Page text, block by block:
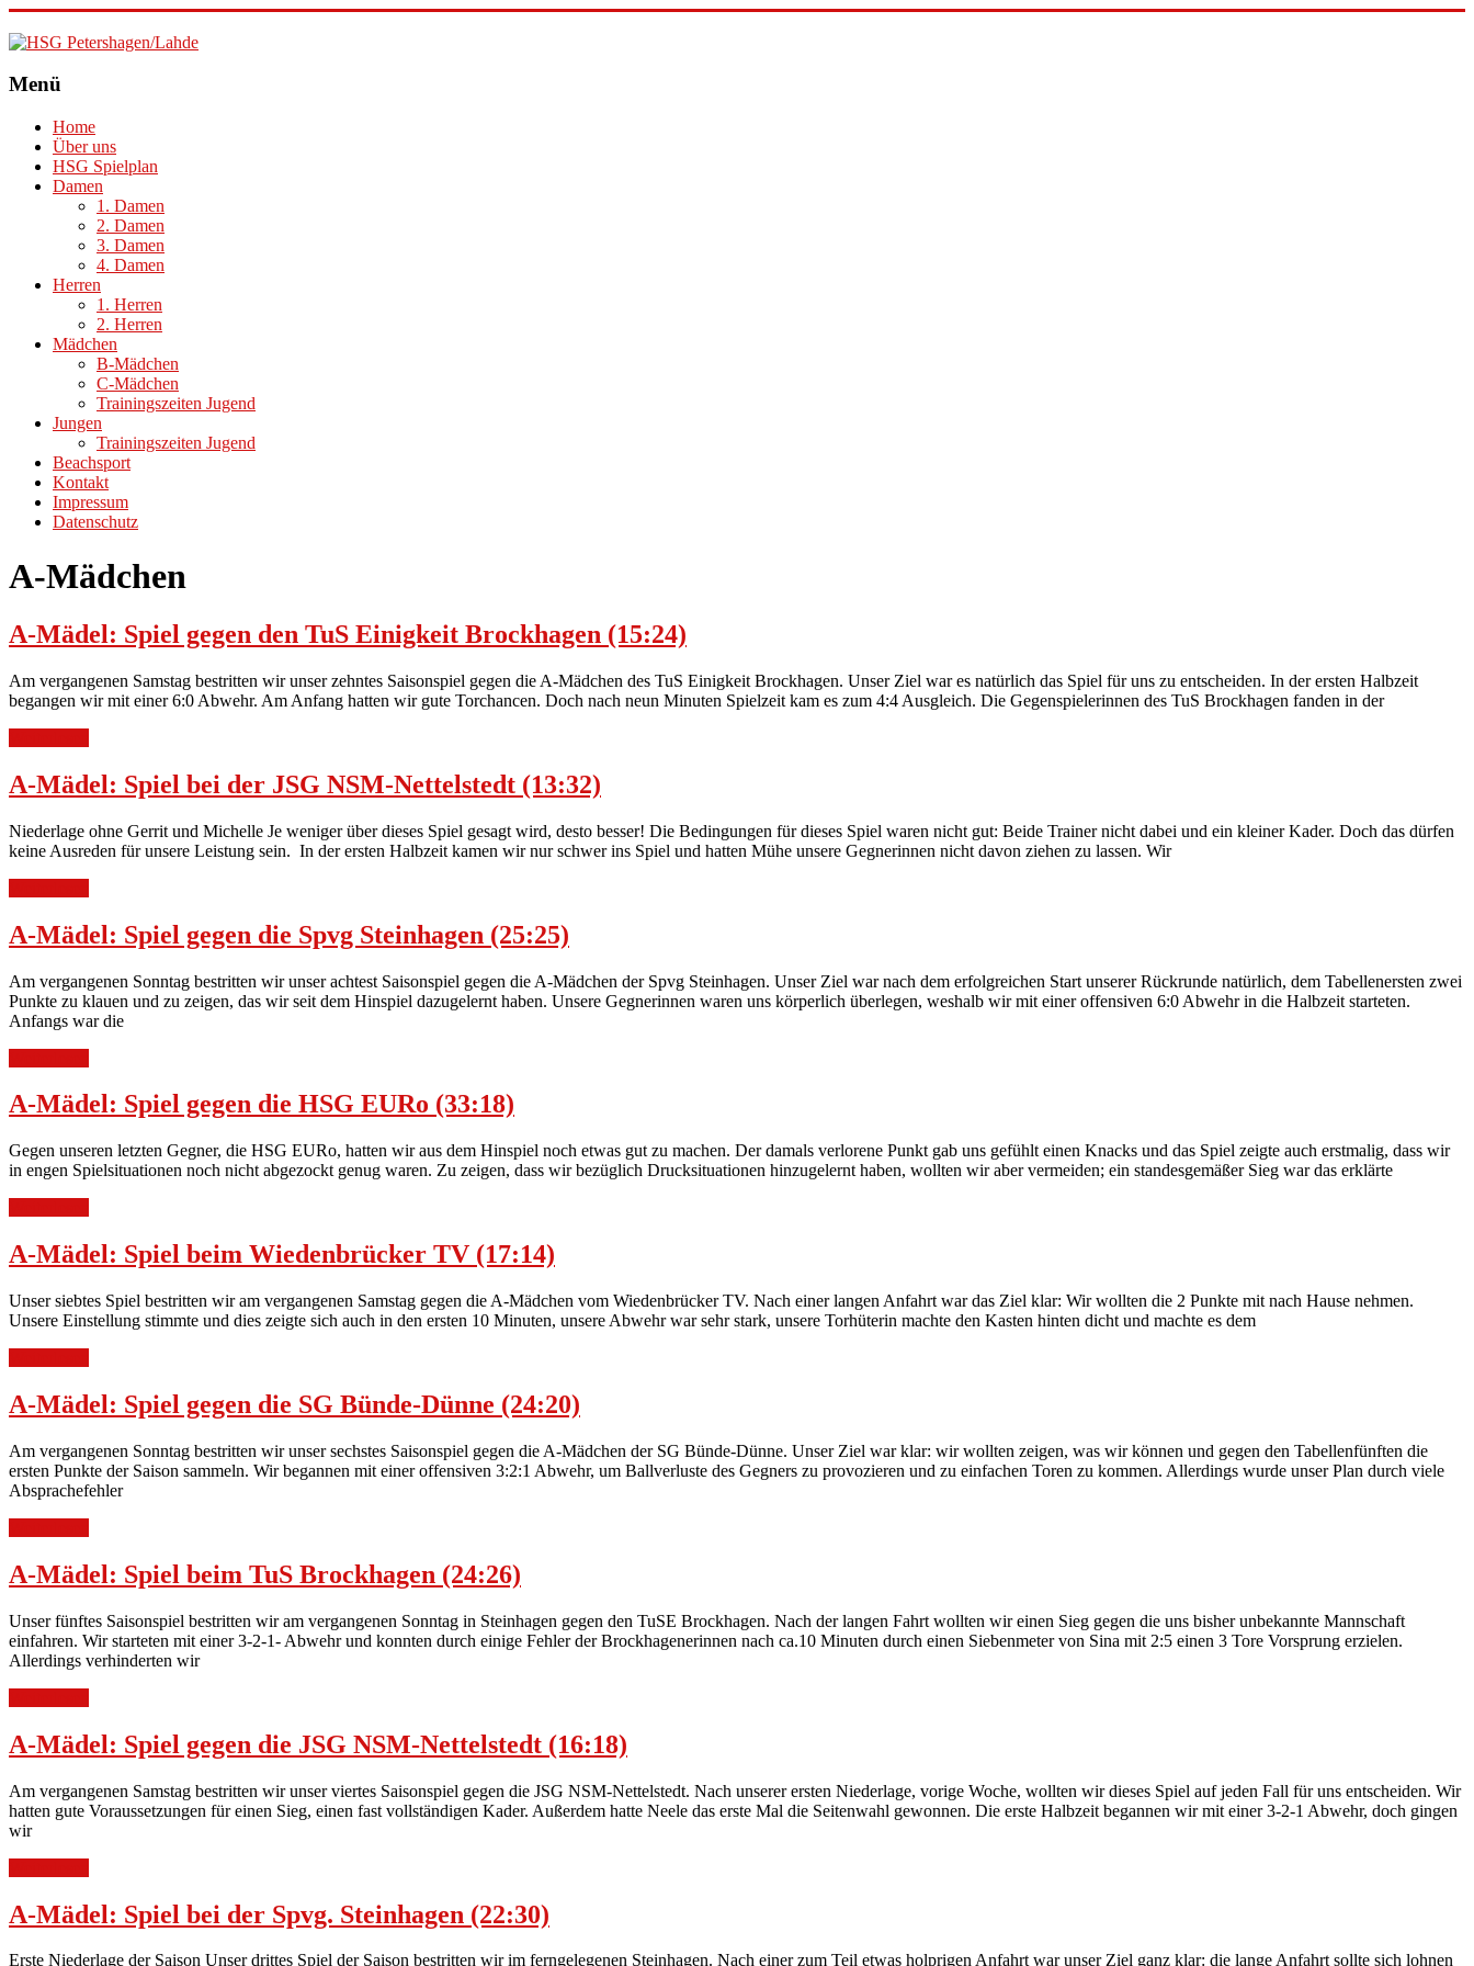
HSG
Menü
Home
Über uns
HSG Spielplan
Damen
1. Damen
2. Damen
3. Damen
4. Damen
Herren
1. Herren
2. Herren
Mädchen
B-Mädchen
C-Mädchen
Trainingszeiten Jugend
Jungen
Trainingszeiten Jugend
Beachsport
Kontakt
Impressum
Datenschutz
A-Mädchen
A-Mädel: Spiel gegen den TuS Einigkeit Brockhagen (15:24)
Am vergangenen Samstag bestritten wir unser zehntes Saisonspiel gegen die A-Mädchen des TuS Einigkeit Brockhagen. Unser Ziel war es natürlich das Spiel für uns zu entscheiden. In der ersten Halbzeit
begangen wir mit einer 6:0 Abwehr. Am Anfang hatten wir gute Torchancen. Doch nach neun Minuten Spielzeit kam es zum 4:4 Ausgleich. Die Gegenspielerinnen des TuS Brockhagen fanden in der
A-Mädel: Spiel bei der JSG NSM-Nettelstedt (13:32)
Niederlage ohne Gerrit und Michelle Je weniger über dieses Spiel gesagt wird, desto besser! Die Bedingungen für dieses Spiel waren nicht gut: Beide Trainer nicht dabei und ein kleiner Kader. Doch das dürfen
keine Ausreden für unsere Leistung sein. In der ersten Halbzeit kamen wir nur schwer ins Spiel und hatten Mühe unsere Gegnerinnen nicht davon ziehen zu lassen. Wir
A-Mädel: Spiel gegen die Spvg Steinhagen (25:25)
Am vergangenen Sonntag bestritten wir unser achtest Saisonspiel gegen die A-Mädchen der Spvg Steinhagen. Unser Ziel war nach dem erfolgreichen Start unserer Rückrunde natürlich, dem Tabellenersten zwei
Punkte zu klauen und zu zeigen, das wir seit dem Hinspiel dazugelernt haben. Unsere Gegnerinnen waren uns körperlich überlegen, weshalb wir mit einer offensiven 6:0 Abwehr in die Halbzeit starteten.
Anfangs war die
A-Mädel: Spiel gegen die HSG EURo (33:18)
Gegen unseren letzten Gegner, die HSG EURo, hatten wir aus dem Hinspiel noch etwas gut zu machen. Der damals verlorene Punkt gab uns gefühlt einen Knacks und das Spiel zeigte auch erstmalig, dass wir
in engen Spielsituationen noch nicht abgezockt genug waren. Zu zeigen, dass wir bezüglich Drucksituationen hinzugelernt haben, wollten wir aber vermeiden; ein standesgemäßer Sieg war das erklärte
A-Mädel: Spiel beim Wiedenbrücker TV (17:14)
Unser siebtes Spiel bestritten wir am vergangenen Samstag gegen die A-Mädchen vom Wiedenbrücker TV. Nach einer langen Anfahrt war das Ziel klar: Wir wollten die 2 Punkte mit nach Hause nehmen.
Unsere Einstellung stimmte und dies zeigte sich auch in den ersten 10 Minuten, unsere Abwehr war sehr stark, unsere Torhüterin machte den Kasten hinten dicht und machte es dem
A-Mädel: Spiel gegen die SG Bünde-Dünne (24:20)
Am vergangenen Sonntag bestritten wir unser sechstes Saisonspiel gegen die A-Mädchen der SG Bünde-Dünne. Unser Ziel war klar: wir wollten zeigen, was wir können und gegen den Tabellenfünften die
ersten Punkte der Saison sammeln. Wir begannen mit einer offensiven 3:2:1 Abwehr, um Ballverluste des Gegners zu provozieren und zu einfachen Toren zu kommen. Allerdings wurde unser Plan durch viele
Absprachefehler
A-Mädel: Spiel beim TuS Brockhagen (24:26)
Unser fünftes Saisonspiel bestritten wir am vergangenen Sonntag in Steinhagen gegen den TuSE Brockhagen. Nach der langen Fahrt wollten wir einen Sieg gegen die uns bisher unbekannte Mannschaft
einfahren. Wir starteten mit einer 3-2-1- Abwehr und konnten durch einige Fehler der Brockhagenerinnen nach ca.10 Minuten durch einen Siebenmeter von Sina mit 2:5 einen 3 Tore Vorsprung erzielen.
Allerdings verhinderten wir
A-Mädel: Spiel gegen die JSG NSM-Nettelstedt (16:18)
Am vergangenen Samstag bestritten wir unser viertes Saisonspiel gegen die JSG NSM-Nettelstedt. Nach unserer ersten Niederlage, vorige Woche, wollten wir dieses Spiel auf jeden Fall für uns entscheiden. Wir
hatten gute Voraussetzungen für einen Sieg, einen fast vollständigen Kader. Außerdem hatte Neele das erste Mal die Seitenwahl gewonnen. Die erste Halbzeit begannen wir mit einer 3-2-1 Abwehr, doch gingen
wir
A-Mädel: Spiel bei der Spvg. Steinhagen (22:30)
Erste Niederlage der Saison Unser drittes Spiel der Saison bestritten wir im ferngelegenen Steinhagen. Nach einer zum Teil etwas holprigen Anfahrt war unser Ziel ganz klar: die lange Anfahrt sollte sich lohnen